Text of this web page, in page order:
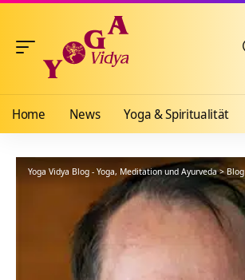
Home News Yoga & Spiritualität
Yoga Vidya Blog - Yoga, Meditation und Ayurveda>Blog